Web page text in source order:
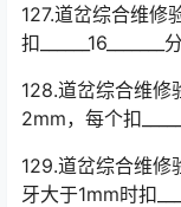
127.道岔综合维修
扣______16_______分
128.道岔综合维修
2mm，每个扣
129.道岔综合维修
牙大于1mm时扣